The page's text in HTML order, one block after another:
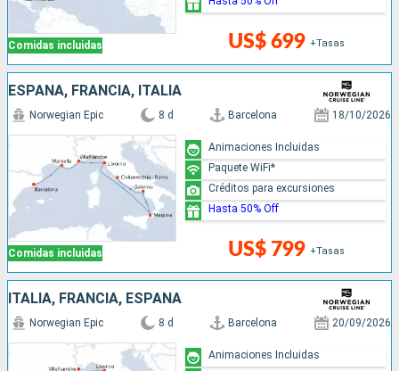
Comidas incluidas US$ 699 +Tasas
ESPAÑA, FRANCIA, ITALIA
Comidas incluidas
Norwegian Epic 8 d Barcelona 18/10/2026
US$ 799 +Tasas
Animaciones Incluidas
Paquete WiFi*
Créditos para excursiones
Hasta 50% Off
ITALIA, FRANCIA, ESPAÑA
Norwegian Epic 8 d Barcelona 20/09/2026
Animaciones Incluidas